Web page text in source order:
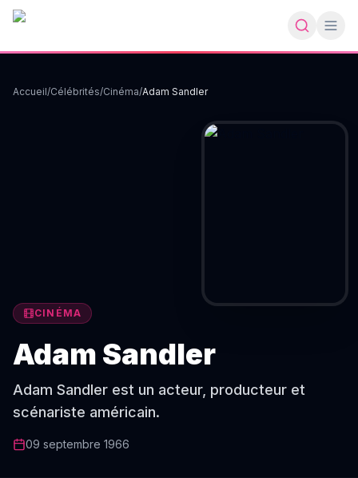
Accueil/Célébrités/Cinéma/Adam Sandler
CINÉMA
Adam Sandler
Adam Sandler est un acteur, producteur et
scénariste américain.
09 septembre 1966